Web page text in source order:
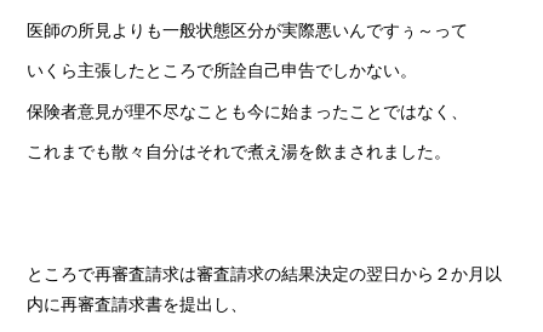
医師の所見よりも一般状態区分が実際悪いんですぅ～って
いくら主張したところで所詮自己申告でしかない。
保険者意見が理不尽なことも今に始まったことではなく、
これまでも散々自分はそれで煮え湯を飲まされました。
ところで再審査請求は審査請求の結果決定の翌日から２か月以
内に再審査請求書を提出し、